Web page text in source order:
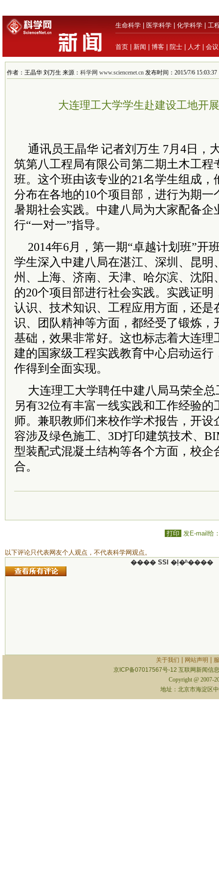
生命科学 医学科学 化学科学 工
首页 新闻 博客 院士 人才 会议
作者：王晶华 刘万生 来源： 科学网 www.sciencenet.cn 发布时间：2015/7/6 15:03:37
大连理工大学学生赴建设工地开
通讯员王晶华 记者刘万生 7月4日，
筑第八工程局有限公司第二期土木工程
班。这个班由该专业的21名学生组成，
分布在各地的10个项目部，进行为期一
暑期社会实践。中建八局为大家配备企
行“一对一”指导。
2014年6月，第一期“卓越计划班”开
学生深入中建八局在湛江、深圳、昆明
州、上海、济南、天津、哈尔滨、沈阳
的20个项目部进行社会实践。实践证明
认识、技术知识、工程应用方面，还是
识、团队精神等方面，都经受了锻炼，
基础，效果非常好。这也标志着大连理
建的国家级工程实践教育中心启动运行
作得到全面实现。
大连理工大学聘任中建八局马荣全
另有32位有丰富一线实践和工作经验
师。兼职教师们来校作学术报告，开设
容涉及绿色施工、3D打印建筑技术、
型装配式混凝土结构等各个方面，校企
合。
打印 发E-mail给
以下评论只代表网友个人观点，不代表科学网观点。
���� SSI �ļ�ʱ����
关于我们 网站声明
京ICP备07017567号-12 互联网新闻信
Copyright @ 2007-
地址：北京市海淀区